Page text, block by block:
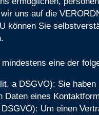
uns auf die
können Sie
eine der
a DSGVO): Sie
Daten eines
Um einen